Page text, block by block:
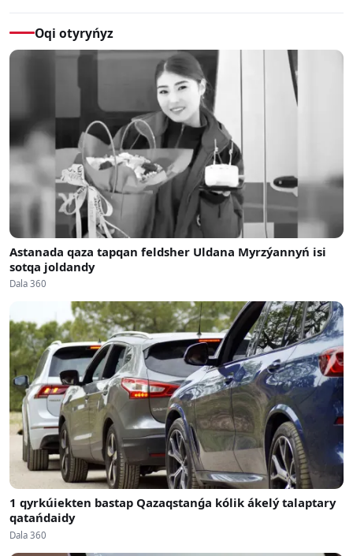
Oqi otyryńyz
Astanada qaza tapqan feldsher Uldana Myrzýannyń isi
sotqa joldandy
Dala 360
1 qyrkúiekten bastap Qazaqstanǵa kólik ákelý talaptary
qatańdaidy
Dala 360